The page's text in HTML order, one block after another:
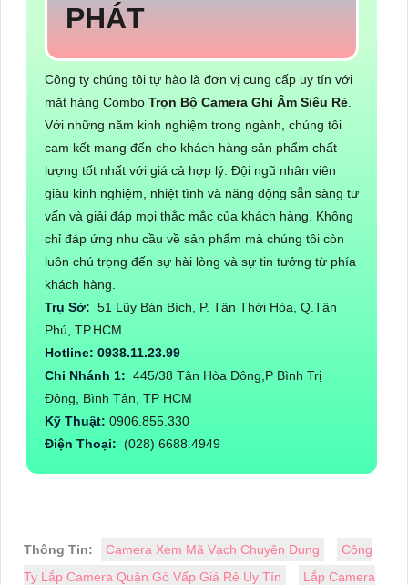
PHÁT
Công ty chúng tôi tự hào là đơn vị cung cấp uy tín với
mặt hàng Combo Trọn Bộ Camera Ghi Âm Siêu Rẻ
Với những năm kinh nghiệm trong ngành, chúng tôi
cam kết mang đến cho khách hàng sản phẩm chất
lượng tốt nhất với giá cả hợp lý. Đội ngũ nhân viên
giàu kinh nghiệm, nhiệt tình và năng động sẵn sàng tư
vấn và giải đáp mọi thắc mắc của khách hàng. Không
chỉ đáp ứng nhu cầu về sản phẩm mà chúng tôi còn
luôn chú trọng đến sự hài lòng và sự tin tưởng từ phía
khách hàng.
Trụ Sở: 51 Lũy Bán Bích, P. Tân Thới Hòa, Q.Tân
Phú, TP.HCM
Hotline: 0938.11.23.99
Chi Nhánh 1: 445/38 Tân Hòa Đông,P Bình Trị
Đông, Bình Tân, TP HCM
Kỹ Thuật: 0906.855.330
Điện Thoại: (028) 6688.4949
Thông Tin: Camera Xem Mã Vạch Chuyên Dụng
Công
Ty Lắp Camera Quận Gò Vấp Giá Rẻ Uy Tín
Lắp Camera